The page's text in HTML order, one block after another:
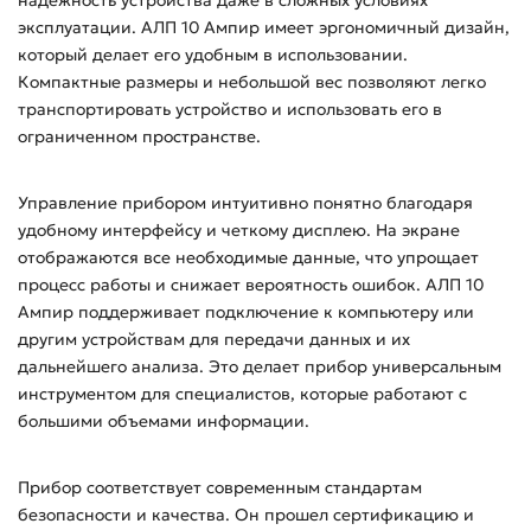
эксплуатации. АЛП 10 Ампир имеет эргономичный дизайн,
который делает его удобным в использовании.
Компактные размеры и небольшой вес позволяют легко
транспортировать устройство и использовать его в
ограниченном пространстве.
Управление прибором интуитивно понятно благодаря
удобному интерфейсу и четкому дисплею. На экране
отображаются все необходимые данные, что упрощает
процесс работы и снижает вероятность ошибок. АЛП 10
Ампир поддерживает подключение к компьютеру или
другим устройствам для передачи данных и их
дальнейшего анализа. Это делает прибор универсальным
инструментом для специалистов, которые работают с
большими объемами информации.
Прибор соответствует современным стандартам
безопасности и качества. Он прошел сертификацию и